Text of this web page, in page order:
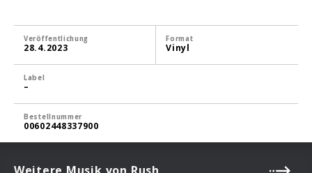
Veröffentlichung
28.4.2023
Format
Vinyl
Label
–
Bestellnummer
00602448337900